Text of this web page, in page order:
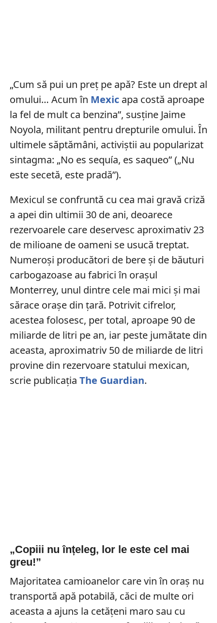
„Cum să pui un preț pe apă? Este un drept al
omului… Acum în Mexicapa costă aproape
la fel de mult ca benzina”, susține Jaime
Noyola, militant pentru drepturile omului. În
ultimele săptămâni, activiștii au popularizat
sintagma: „No es sequía, es saqueo” („Nu
este secetă, este pradă”).
Mexicul se confruntă cu cea mai gravă criză
a apei din ultimii 30 de ani, deoarece
rezervoarele care deservesc aproximativ 23
de milioane de oameni se usucă treptat.
Numeroși producători de bere și de băuturi
carbogazoase au fabrici în orașul
Monterrey, unul dintre cele mai mici și mai
sărace orașe din țară. Potrivit cifrelor,
acestea folosesc, per total, aproape 90 de
miliarde de litri pe an, iar peste jumătate din
aceasta, aproximatriv 50 de miliarde de litri
provine din rezervoare statului mexican,
scrie publicația The Guardian.
„Copiii nu înțeleg, lor le este cel mai
greu!”
Majoritatea camioanelor care vin în oraș nu
transportă apă potabilă, căci de multe ori
aceasta a ajuns la cetățeni maro sau cu